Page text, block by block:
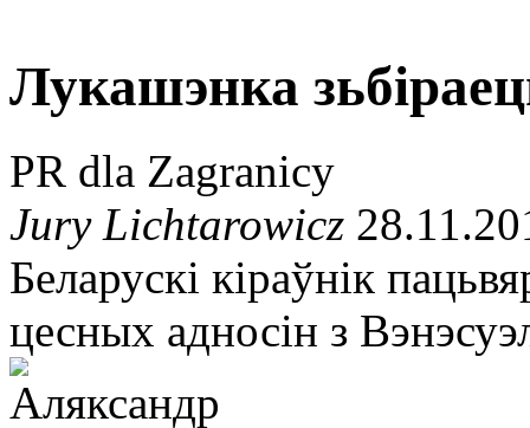
Лукашэнка
PR dla Zagranicy
Jury Lichtarowicz
Беларускі кіраўнік
цесных адносін з